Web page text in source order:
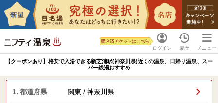
ログイン
購入済チケットはこちら
履歴 メニュー
【クーポンあり】格安で入浴できる新芝浦駅(神奈川県)近くの温泉、日帰り温泉、スー
パー銭湯おすすめ
1. 都道府県 関東 / 神奈川県